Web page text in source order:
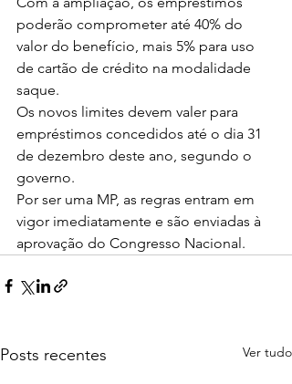
poderão comprometer até 40% do
valor do benefício, mais 5% para uso
de cartão de crédito na modalidade
saque.
Os novos limites devem valer para
empréstimos concedidos até o dia 31
de dezembro deste ano, segundo o
governo.
Por ser uma MP, as regras entram em
vigor imediatamente e são enviadas à
aprovação do Congresso Nacional.
Posts recentes Ver tudo